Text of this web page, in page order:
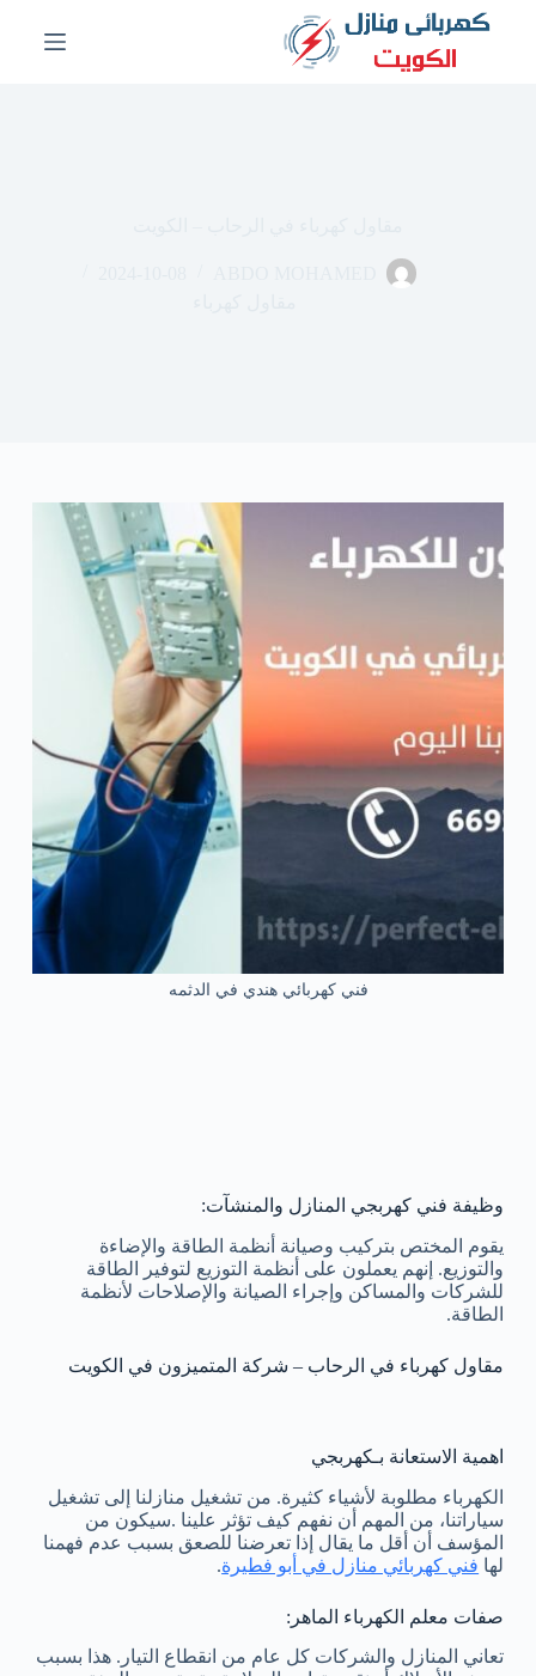
فني كهربائي هندي في الدثمه
وظيفة فني كهربجي المنازل والمنشآت:
يقوم المختص بتركيب وصيانة أنظمة الطاقة والإضاءة
والتوزيع. إنهم يعملون على أنظمة التوزيع لتوفير الطاقة
للشركات والمساكن وإجراء الصيانة والإصلاحات لأنظمة
الطاقة.
مقاول كهرباء في الرحاب – شركة المتميزون في الكويت
اهمية الاستعانة بـكهربجي
الكهرباء مطلوبة لأشياء كثيرة. من تشغيل منازلنا إلى تشغيل
سياراتنا، من المهم أن نفهم كيف تؤثر علينا .سيكون من
المؤسف أن أقل ما يقال إذا تعرضنا للصعق بسبب عدم فهمنا
لها فني كهربائي منازل في أبو فطيرة.
صفات معلم الكهرباء الماهر:
تعاني المنازل والشركات كل عام من انقطاع التيار. هذا بسبب